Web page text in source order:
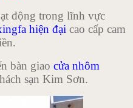
động trong lĩnh vực
hiện đại cao cấp cam
bàn giao cửa nhôm
sạn Kim Sơn.